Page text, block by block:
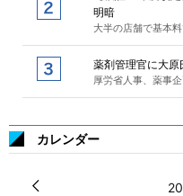
明暗
大半の店舗で基本
薬剤管理官に大原
厚労省人事、薬事
カレンダー